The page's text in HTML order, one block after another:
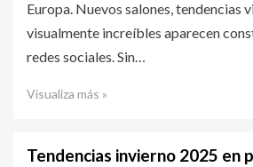
Europa. Nuevos salones, tendencias
visualmente increíbles aparecen
redes sociales. Sin…
Visualiza más »
Tendencias invierno 2025 en